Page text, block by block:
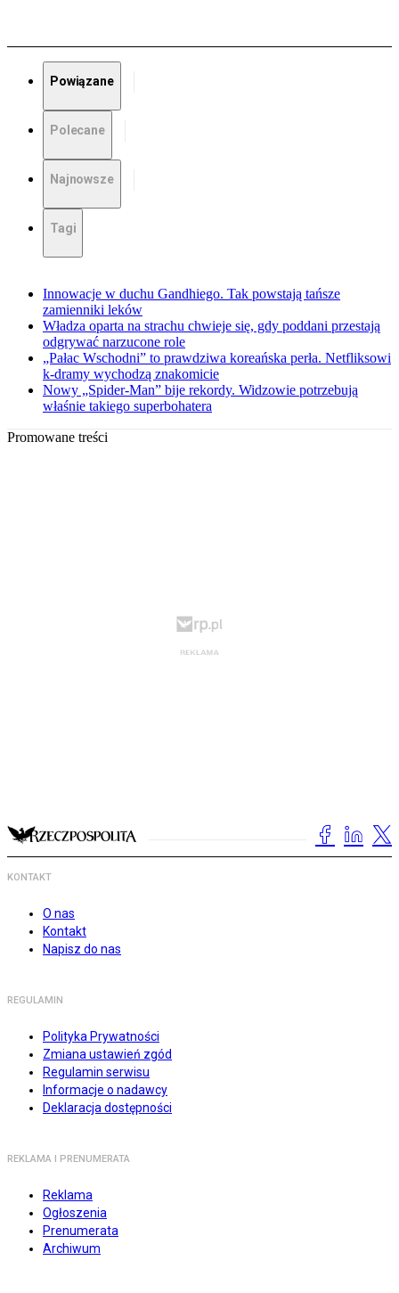
Powiązane
Polecane
Najnowsze
Tagi
Innowacje w duchu Gandhiego. Tak powstają tańsze
zamienniki leków
Władza oparta na strachu chwieje się, gdy poddani przestają
odgrywać narzucone role
„Pałac Wschodni” to prawdziwa koreańska perła. Netfliksowi
k-dramy wychodzą znakomicie
Nowy „Spider-Man” bije rekordy. Widzowie potrzebują
właśnie takiego superbohatera
Promowane treści
KONTAKT
O nas
Kontakt
Napisz do nas
REGULAMIN
Polityka Prywatności
Zmiana ustawień zgód
Regulamin serwisu
Informacje o nadawcy
Deklaracja dostępności
REKLAMA I PRENUMERATA
Reklama
Ogłoszenia
Prenumerata
Archiwum